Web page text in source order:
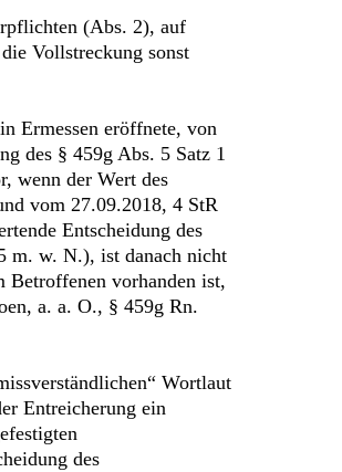
(Abs. 2), auf
Vollstreckung sonst
Ermessen eröffnete, von
des § 459g Abs. 5 Satz 1
wenn der Wert des
vom 27.09.2018, 4 StR
Entscheidung des
m. w. N.), ist danach nicht
Betroffenen vorhanden ist,
a. a. O., § 459g Rn.
Wortlaut
Entreicherung ein
des